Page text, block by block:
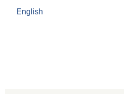
English